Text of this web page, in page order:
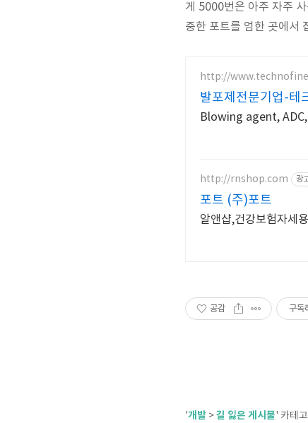
게 5000번은 아주 자주
중한 포트를 엄한 곳에서
http://
발포제전문기업-테
http://rnshop.com 광
포트 (주)포트
알앤샵,건강보험자세
공감 구독
'개발 >길 잃은 게시물' 카테